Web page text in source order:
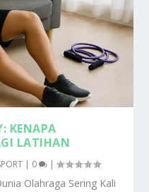
KENAPA
LATIHAN
| 0 |
Olahraga Sering Kali